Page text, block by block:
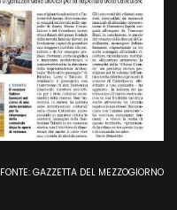
FONTE: GAZZETTA DEL MEZZOGIORNO